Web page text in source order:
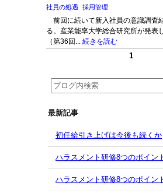
社員の処遇 採用管理
前回に続いて新入社員の意識調査
る。産業能率大学総合研究所が発表
（第36回... 続きを読む
1
最新記事
初任給引き上げは今後も続くか
ハラスメント研修8つのポイン
ハラスメント研修8つのポイン